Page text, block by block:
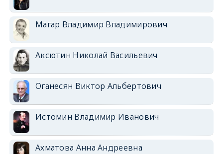
Магар Владимир Владимирович
Аксютин Николай Васильевич
Оганесян Виктор Альбертович
Истомин Владимир Иванович
Ахматова Анна Андреевна